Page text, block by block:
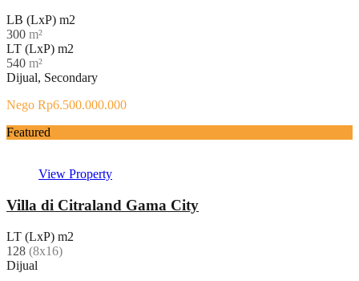
LB (LxP) m2
300 m²
LT (LxP) m2
540 m²
Dijual, Secondary
Nego Rp6.500.000.000
Featured
View Property
Villa di Citraland Gama City
LT (LxP) m2
128 (8x16)
Dijual